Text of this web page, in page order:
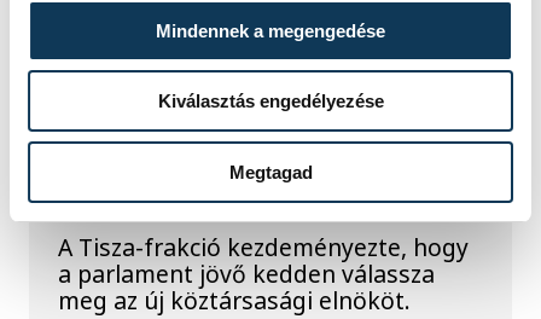
Mindennek a megengedése
Kiválasztás engedélyezése
Megtagad
A Tisza-frakció
kezdeményezte, hogy
jövő kedden legyen az
államfőválasztás
A Tisza-frakció kezdeményezte, hogy
a parlament jövő kedden válassza
meg az új köztársasági elnököt.